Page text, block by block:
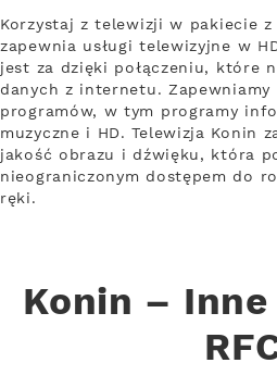
Korzystaj z telewizji w pakiecie z
zapewnia usługi telewizyjne w
jest za dzięki połączeniu, które
danych z internetu.
programów, w tym programy
muzyczne i HD. Telewizja Konin
jakość obrazu i dźwięku, która
nieograniczonym dostępem do
ręki.
Konin – Inne